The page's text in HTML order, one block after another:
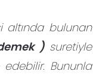
altında bulunan
)suretiyle
Bununla